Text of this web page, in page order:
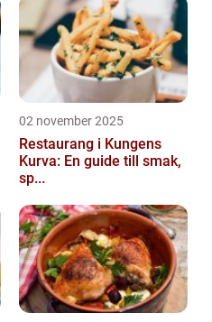
02 november 2025
Restaurang i Kungens
Kurva: En guide till smak,
sp...